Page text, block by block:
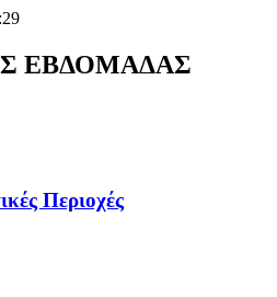
ΕΒΔΟΜΑΔΑΣ
Περιοχές